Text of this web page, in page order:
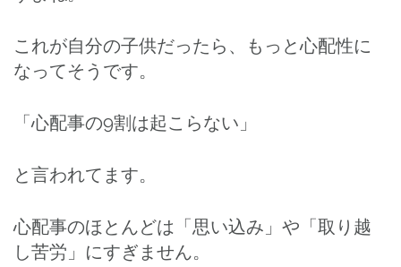
これが自分の子供だったら、もっと心配性に
なってそうです。
「心配事の9割は起こらない」
と言われてます。
心配事のほとんどは「思い込み」や「取り越
し苦労」にすぎません。